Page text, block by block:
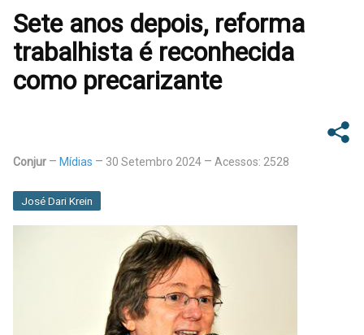
Sete anos depois, reforma
trabalhista é reconhecida
como precarizante
Conjur Mídias 30 Setembro 2024 Acessos: 2528
José Dari Krein